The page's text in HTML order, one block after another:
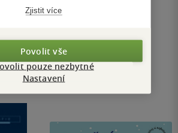
Uložit do seznamu
Zjistit více
Povolit vše
pouze nezbytné
Nastavení